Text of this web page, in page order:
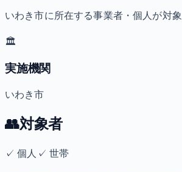
いわき市に所在する事業者・個人が対象
🏛️
実施機関
いわき市
👥対象者
✓個人 ✓ 世帯